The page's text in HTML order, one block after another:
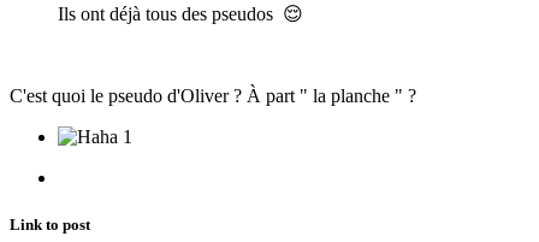
Ils ont déjà tous des pseudos 😌
C'est quoi le pseudo d'Oliver ? À part " la planche " ?
1
Link to post